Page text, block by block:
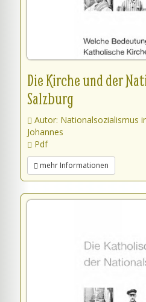
Die Kirche und der
Salzburg
Autor: Nationalsozialismus
Johannes
Pdf
mehr Informationen